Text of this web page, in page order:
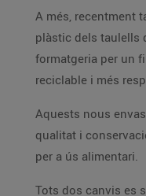
A més, recentment
plàstic dels taulells
formatgeria per un
reciclable i més
Aquests nous
qualitat i
per a ús alimentari.
Tots dos canvis es